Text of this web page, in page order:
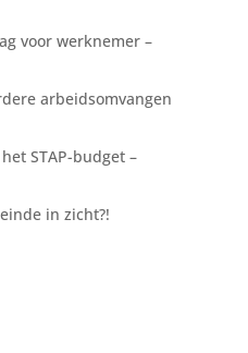
voor werknemer –
arbeidsomvangen
STAP-budget –
in zicht?!